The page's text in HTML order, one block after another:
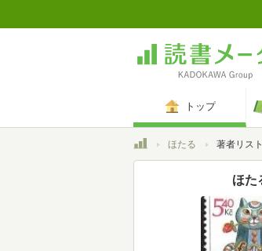
トップ
トップほたる 著者リスト
ほた